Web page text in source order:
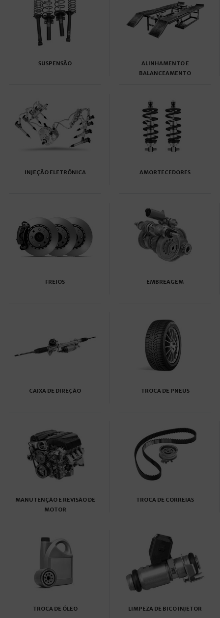
SUSPENSÃO
ALINHAMENTO E
BALANCEAMENTO
INJEÇÃO ELETRÔNICA AMORTECEDORES
FREIOS EMBREAGEM
CAIXA DE DIREÇÃO TROCA DE PNEUS
MANUTENÇÃO E REVISÃO DE
MOTOR
TROCA DE CORREIAS
TROCA DE ÓLEO LIMPEZA DE BICO INJETOR